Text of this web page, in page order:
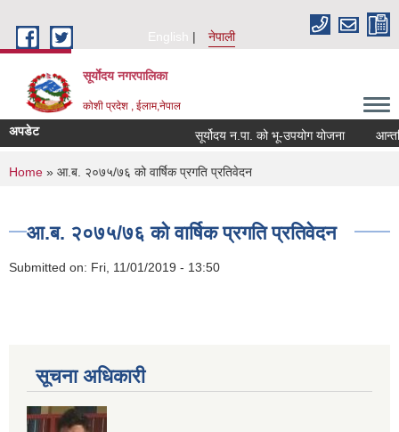
English
नेपाली
सूर्याेदय नगरपालिका
कोशी प्रदेश , ईलाम,नेपाल
अपडेट सूर्योदय न.पा. को भू-उपयोग योजना
You are here
Home » आ.ब. २०७५/७६ को वार्षिक प्रगति प्रतिवेदन
आ.ब. २०७५/७६ को वार्षिक प्रगति प्रतिवेदन
Submitted on: Fri, 11/01/2019 - 13:50
सूचना अधिकारी